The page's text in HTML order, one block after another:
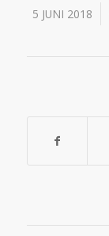
5 JUNI 2018
/